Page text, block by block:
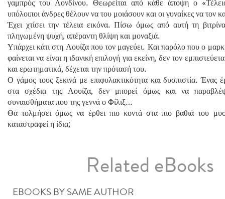
γαμπρός του Λονδίνου. Θεωρείται από κάθε άποψη ο
υπόλοιποι άνδρες θέλουν να του μοιάσουν και οι γυναίκες να τον
Έχει χτίσει την τέλεια εικόνα. Πίσω όμως από αυτή τη
πληγωμένη ψυχή, απέραντη θλίψη και μοναξιά.
Υπάρχει κάτι στη Λουίζα που τον μαγεύει. Και παρόλο που ο
φαίνεται να είναι η ιδανική επιλογή για εκείνη, δεν τον
και ερωτηματικά, δέχεται την πρότασή του.
Ο γάμος τους ξεκινά με επιφυλακτικότητα και δυσπιστία. Ένας
στα σχέδια της Λουίζα, δεν μπορεί όμως και να
συναισθήματα που της γεννά ο Φίλιξ…
Θα τολμήσει όμως να έρθει πιο κοντά στα πιο βαθιά του
καταστραφεί η ίδια;
Related eBooks
EBOOKS BY SAME AUTHOR